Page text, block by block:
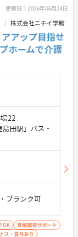
の勤
て
お子
も対
ケア
ャリ
職
指
半
ホ
叶う
修を
プ
す
る
大
成
く働
当』
暇も
サポ
更新日：2026年06月24日
株式会社ニチイ学館
アップ目指せ
ホームで介護
22
田駅」バス・
ブランク可
OK
資格取得サポート
ス・賞与あり